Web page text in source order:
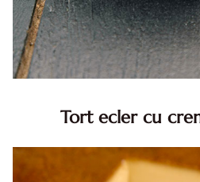
Tort ecler cu
Reteta tort ecler. Tort ecler